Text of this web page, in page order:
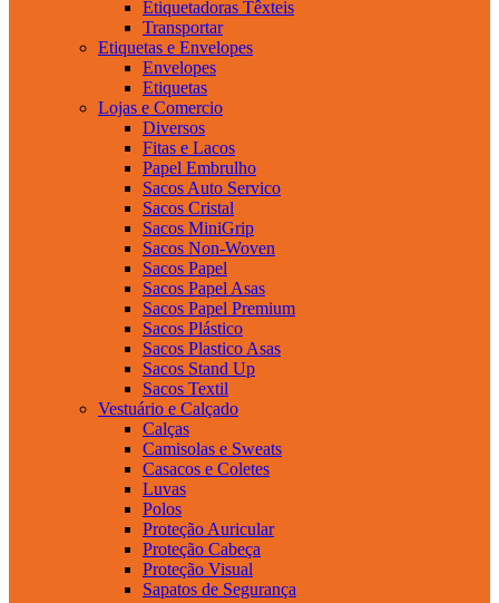
Etiquetadoras Têxteis
Transportar
Etiquetas e Envelopes
Envelopes
Etiquetas
Lojas e Comercio
Diversos
Fitas e Lacos
Papel Embrulho
Sacos Auto Servico
Sacos Cristal
Sacos MiniGrip
Sacos Non-Woven
Sacos Papel
Sacos Papel Asas
Sacos Papel Premium
Sacos Plástico
Sacos Plastico Asas
Sacos Stand Up
Sacos Textil
Vestuário e Calçado
Calças
Camisolas e Sweats
Casacos e Coletes
Luvas
Polos
Proteção Auricular
Proteção Cabeça
Proteção Visual
Sapatos de Segurança